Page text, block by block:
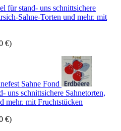
für stand- uns schnittsichere
Sahne-Torten und mehr. mit
€)
Sahne Fond
uns schnittsichere Sahnetorten,
mehr. mit Fruchtstücken
€)